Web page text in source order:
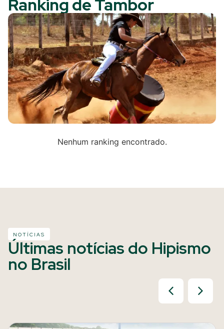
Ranking de Tambor
Nenhum ranking encontrado.
NOTÍCIAS
Últimas notícias do Hipismo
no Brasil